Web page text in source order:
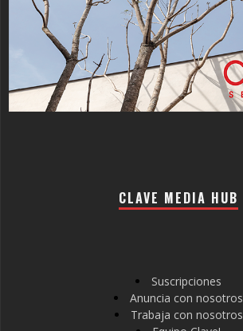
CLAVE MEDIA HUB
Suscripciones
Anuncia con nosotros
Trabaja con nosotros